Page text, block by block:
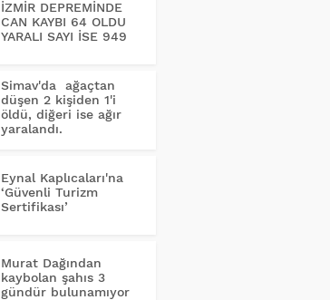
İZMİR DEPREMİNDE
CAN KAYBI 64 OLDU
YARALI SAYI İSE 949
Simav'da ağaçtan
düşen 2 kişiden 1'i
öldü, diğeri ise ağır
yaralandı.
Eynal Kaplıcaları'na
‘Güvenli Turizm
Sertifikası’
Murat Dağından
kaybolan şahıs 3
gündür bulunamıyor